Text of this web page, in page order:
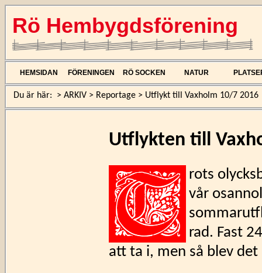
Rö Hembygdsförening
HEMSIDAN FÖRENINGEN RÖ SOCKEN NATUR
Du är här: > ARKIV > Reportage > Utflykt till Vaxholm 10/7 2016
Utflykten till
rots
vår
rad. Fast
att ta i, men så blev det